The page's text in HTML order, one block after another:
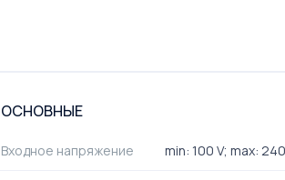
ОСНОВНЫЕ
Входное напряжение min: 100 V; max: